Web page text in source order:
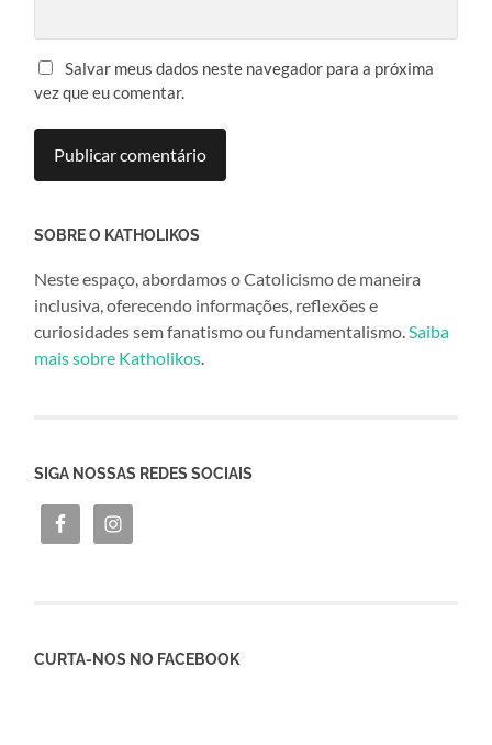
Salvar meus dados neste navegador para a próxima
vez que eu comentar.
SOBRE O KATHOLIKOS
Neste espaço, abordamos o Catolicismo de maneira
inclusiva, oferecendo informações, reflexões e
curiosidades sem fanatismo ou fundamentalismo.Saiba
mais sobre Katholikos.
SIGA NOSSAS REDES SOCIAIS
CURTA-NOS NO FACEBOOK